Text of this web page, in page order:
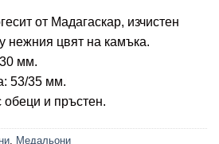
от Мадагаскар, изчистен
нежния цвят на камъка.
мм.
53/35 мм.
и пръстен.
Медальони